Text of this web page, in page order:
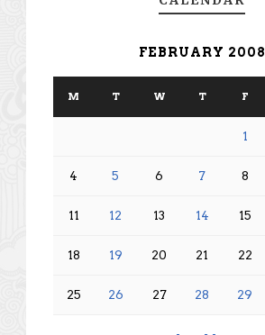
FEBRUARY 2008
M T W T F
1
4 5 6 7 8
11 12 13 14 15
18 19 20 21 22
25 26 27 28 29